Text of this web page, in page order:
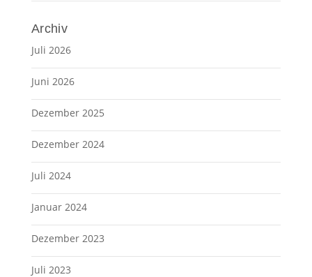
Archiv
Juli 2026
Juni 2026
Dezember 2025
Dezember 2024
Juli 2024
Januar 2024
Dezember 2023
Juli 2023